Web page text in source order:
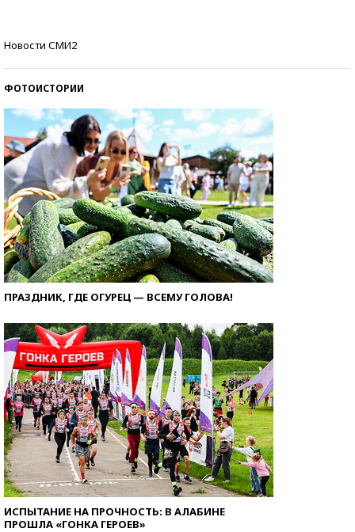
Новости СМИ2
ФОТОИСТОРИИ
ПРАЗДНИК, ГДЕ ОГУРЕЦ — ВСЕМУ ГОЛОВА!
ИСПЫТАНИЕ НА ПРОЧНОСТЬ: В АЛАБИНЕ
ПРОШЛА «ГОНКА ГЕРОЕВ»